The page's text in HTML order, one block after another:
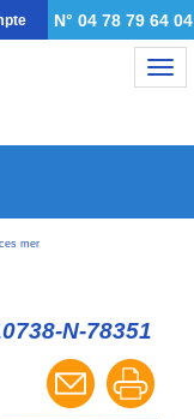
N° 04 78 79 64 04
mer
N-78351